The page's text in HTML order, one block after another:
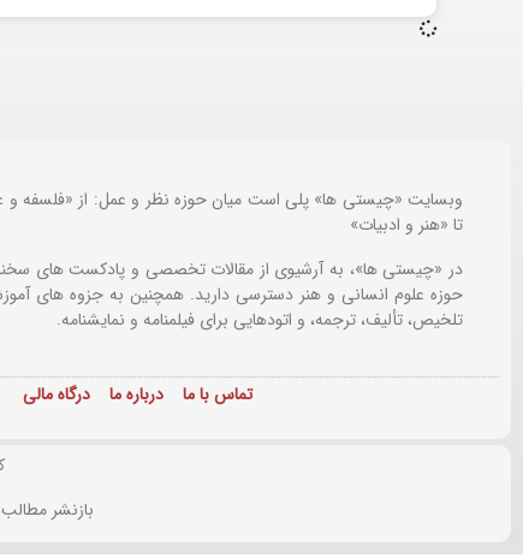
وبسایت «چیستی ها» پلی است میان حوزه نظر و عمل: از «فلسفه و
تا «هنر و ادبیات»
در «چیستی ها»، به آرشیوی از مقالات تخصصی و پادکست های
حوزه علوم انسانی و هنر دسترسی دارید. همچنین به جزوه های
تلخیص، تألیف، ترجمه، و اتودهایی برای فیلمنامه و نمایشنامه.
تماس با ما درباره ما درگاه مالی
بازنشر